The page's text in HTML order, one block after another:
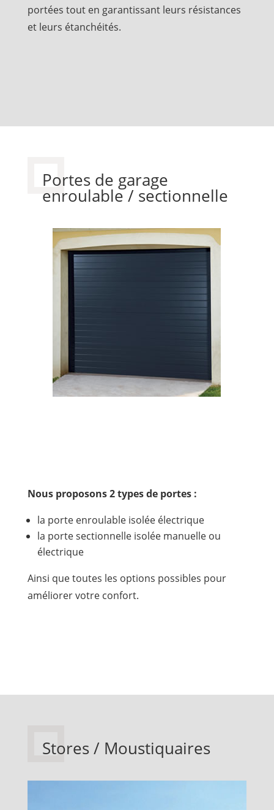
portées tout en garantissant leurs résistances
et leurs étanchéités.
Portes de garage
enroulable / sectionnelle
Nous proposons 2 types de portes :
la porte enroulable isolée électrique
la porte sectionnelle isolée manuelle ou
électrique
Ainsi que toutes les options possibles pour
améliorer votre confort.
Stores / Moustiquaires